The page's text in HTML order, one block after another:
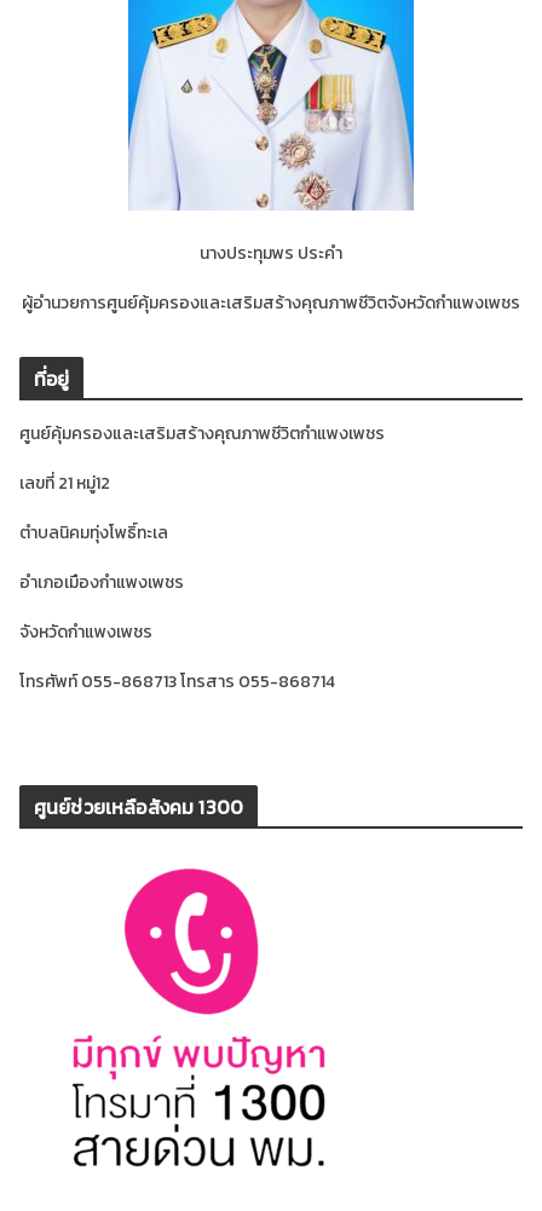
นางประทุมพร ประคำ
ผู้อำนวยการศูนย์คุ้มครองและเสริมสร้างคุณภาพชีวิตจังหวัดกำแพงเพชร
ที่อยู่
ศูนย์คุ้มครองและเสริมสร้างคุณภาพชีวิตกำแพงเพชร
เลขที่ 21 หมู่12
ตำบลนิคมทุ่งโพธิ์ทะเล
อำเภอเมืองกำแพงเพชร
จังหวัดกำแพงเพชร
โทรศัพท์ 055-868713 โทรสาร 055-868714
ศูนย์ช่วยเหลือสังคม 1300